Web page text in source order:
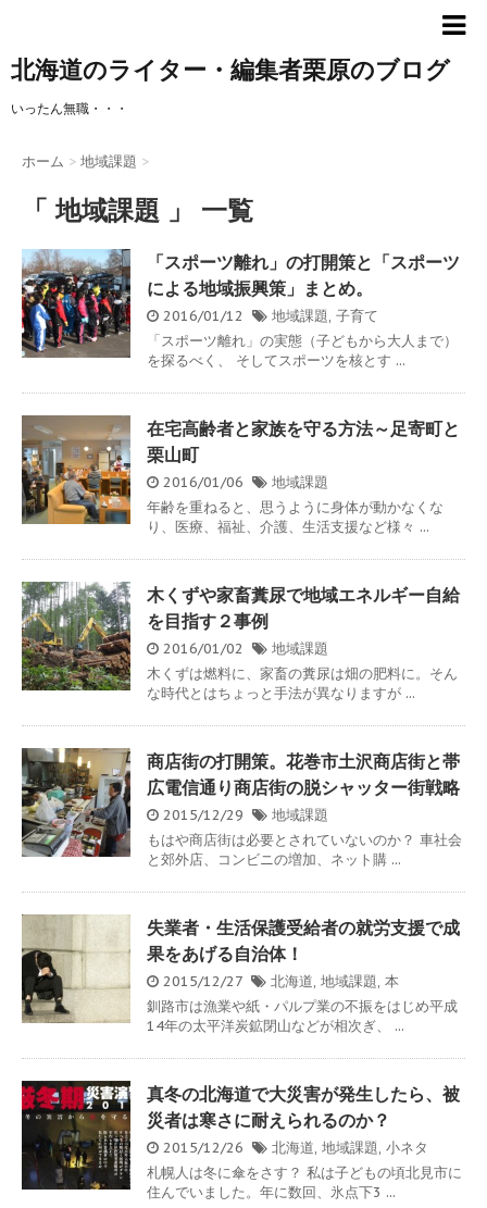
北海道のライター・編集者栗原のブログ
いったん無職・・・
ホーム > 地域課題 >
「 地域課題 」 一覧
「スポーツ離れ」の打開策と「スポーツ
による地域振興策」まとめ。
2016/01/12 地域課題, 子育て
「スポーツ離れ」の実態（子どもから大人まで）
を探るべく、 そしてスポーツを核とす ...
在宅高齢者と家族を守る方法～足寄町と
栗山町
2016/01/06
地域課題
年齢を重ねると、思うように身体が動かなくな
り、医療、福祉、介護、生活支援など様々 ...
木くずや家畜糞尿で地域エネルギー自給
を目指す２事例
2016/01/02
地域課題
木くずは燃料に、家畜の糞尿は畑の肥料に。そん
な時代とはちょっと手法が異なりますが ...
商店街の打開策。花巻市土沢商店街と帯
広電信通り商店街の脱シャッター街戦略
2015/12/29
地域課題
もはや商店街は必要とされていないのか？ 車社会
と郊外店、コンビニの増加、ネット購 ...
失業者・生活保護受給者の就労支援で成
果をあげる自治体！
2015/12/27 北海道, 地域課題, 本
釧路市は漁業や紙・パルプ業の不振をはじめ平成
14年の太平洋炭鉱閉山などが相次ぎ、 ...
真冬の北海道で大災害が発生したら、被
災者は寒さに耐えられるのか？
2015/12/26 北海道, 地域課題, 小ネタ
札幌人は冬に傘をさす？ 私は子どもの頃北見市に
住んでいました。年に数回、氷点下3 ...